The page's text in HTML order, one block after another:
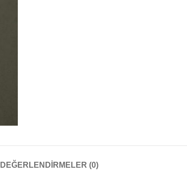
DEĞERLENDIRMELER (0)